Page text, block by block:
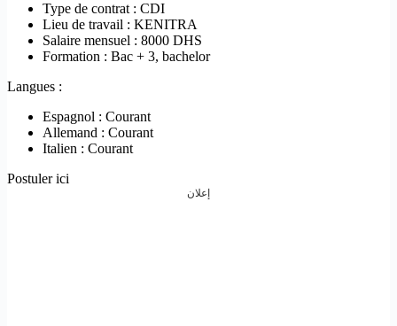
Type de contrat : CDI
Lieu de travail : KENITRA
Salaire mensuel : 8000 DHS
Formation : Bac + 3, bachelor
Langues :
Espagnol : Courant
Allemand : Courant
Italien : Courant
Postuler ici
إعلان